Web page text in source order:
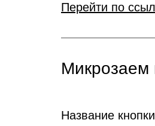
Перейти по
Микрозаем
Название